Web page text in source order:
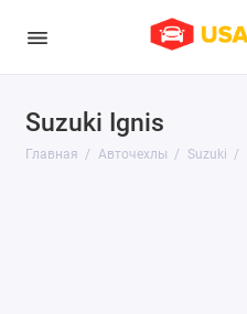
Suzuki Ignis
Главная Авточехлы Suzuki
Audi